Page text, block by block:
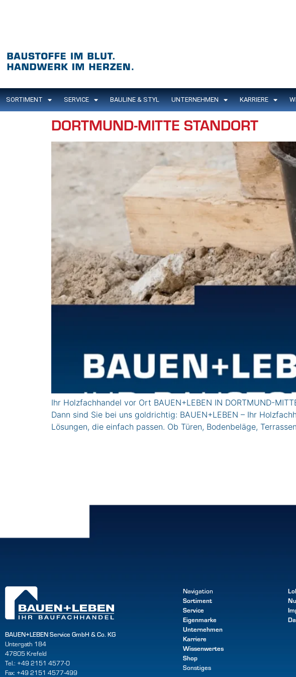
SORTIMENT SERVICE BAULINE & STYL UNTERNEHMEN KARRIERE
DORTMUND-MITTE STANDORT
Ihr Holzfachhandel vor Ort BAUEN+LEBEN IN DORTMUND-
Dann sind Sie bei uns goldrichtig: BAUEN+LEBEN – Ihr
Lösungen, die einfach passen. Ob Türen, Bodenbeläge,
BAUEN+LEBEN Service GmbH & Co. KG
Untergath 184
47805 Krefeld
Tel.: +49 2151 4577-0
Fax: +49 2151 4577-499
Navigation
Sortiment
Service
Eigenmarke
Unternehmen
Karriere
Wissenwertes
Shop
Sonstiges